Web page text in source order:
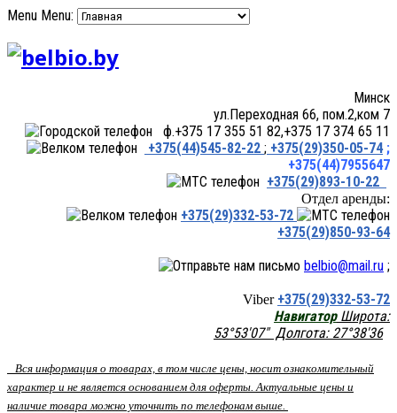
Menu Menu:
Минск
ул.Переходная 66, пом.2,ком 7
ф.+375 17 355 51 82,+375 17 374 65 11
+375(44)545-82-22 ; +375(29)350-05-74 ;
+375(44)7955647
+375(29)893-10-22
Отдел аренды:
+375(29)332-53-72
+375(29)850-93-64
belbio@mail.ru ;
Viber +375(29)332-53-72
НавигаторШирота:
53°53'07" Долгота: 27°38'36
Вся информация о товарах, в том числе цены, носит ознакомительный
характер и не является основанием для оферты. Актуальные цены и
наличие товара можно уточнить по телефонам выше.